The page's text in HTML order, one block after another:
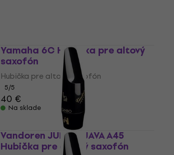
Yamaha 6C Hubička pre altový
saxofón
Hubička pre altový saxofón
5/5
40 €
Na sklade
Vandoren JUMBO JAVA A45
Hubička pre altový saxofón